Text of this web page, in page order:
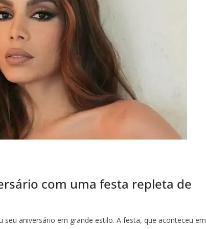
com uma festa repleta de
aniversário em grande estilo. A festa, que aconteceu em